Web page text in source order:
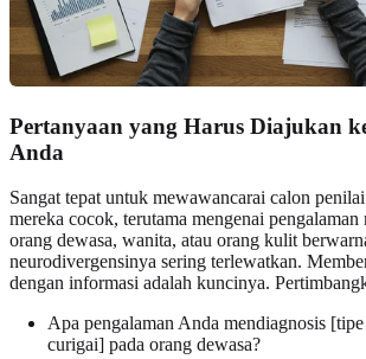
Pertanyaan yang Harus Diajukan
Anda
Sangat tepat untuk mewawancarai calon
mereka cocok, terutama mengenai pengalaman
orang dewasa, wanita, atau orang kulit
neurodivergensinya sering terlewatkan.
dengan informasi adalah kuncinya.
Apa pengalaman Anda mendiagnosis
curigai] pada orang dewasa?